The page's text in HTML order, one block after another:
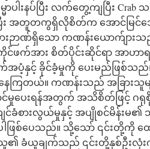
ာပါးနပ်ပြီး လက်တွေ့ကျပြီး
ြီး အတူတကွရှိလိုစိတ်က အောင်မြင်
ာဏ်ရှိသော ကဏန်းယောက်ျားသည်
က်အား စိတ်ပိုင်းဆိုင်ရာ အာဟာရ
အပံ့နှင့် ခိုင်ခံ့မှုကို ပေးမည်ဖြစ်သ
ြတယ်။ ကဏန်းသည် အခြားသူမျ
ာင်မှုပေးရန်အတွက် အသိစိတ်ဖြင့် ဂ
င်ခံစားလွယ်မှုနှင့် အပျိုစင်မိန်း
ပါဖြစ်ပေသည်။ သို့သော် ၎င်းတို့ကို
၏ ခံယူချက်သည် ၎င်းတို့နှစ်ဦးလုံ